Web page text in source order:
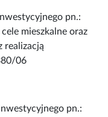
pn.:
mieszkalne oraz
realizacją
06
pn.: